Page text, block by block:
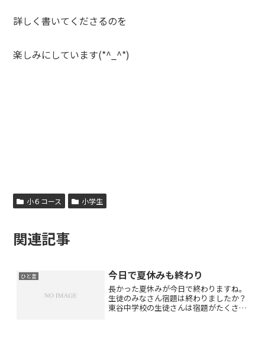
詳しく書いてくださるのを
楽しみにしています(*^_^*)
小６コース 小学生
関連記事
ひと言 今日で夏休みも終わり
長かった夏休みが今日で終わりますね。
生徒のみなさん宿題は終わりましたか？
東谷中学校の生徒さんは宿題がたくさん